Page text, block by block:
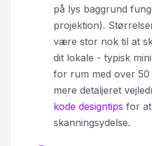
på lys baggrund
projektion).
være stor nok til at
dit lokale - typisk
for rum med over
mere detaljeret
kode designtips for
skanningsydelse.